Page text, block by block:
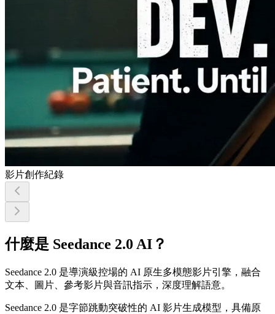
影片創作紀錄
什麼是 Seedance 2.0 AI？
Seedance 2.0 是導演級控場的 AI 原生多模態影片引擎，融合
文本、圖片、參考影片與音訊指示，深度理解語意。
Seedance 2.0 是字節跳動突破性的 AI 影片生成模型，具備原